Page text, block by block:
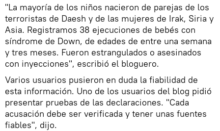
"La mayoría de los niños nacieron de parejas de los
terroristas de Daesh y de las mujeres de Irak, Siria y
Asia. Registramos 38 ejecuciones de bebés con
síndrome de Down, de edades de entre una semana
y tres meses. Fueron estrangulados o asesinados
con inyecciones", escribió el bloguero.
Varios usuarios pusieron en duda la fiabilidad de
esta información. Uno de los usuarios del blog pidió
presentar pruebas de las declaraciones. "Cada
acusación debe ser verificada y tener unas fuentes
fiables", dijo.